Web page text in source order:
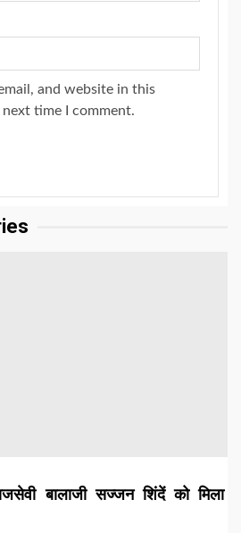
and website in this
time I comment.
बालाजी सज्जन शिंदें को मिला